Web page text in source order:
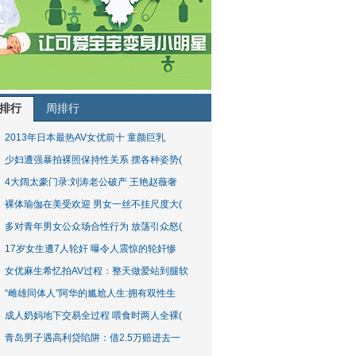
行 周排行
2013年日本最热AV女优前十 童颜巨乳
少妇遭强暴拍裸照保持性关系 摆各种姿势(
4大阔太豪门录:刘涛老公破产 王艳赵薇奢
裸体瑜伽在美受欢迎 男女一丝不挂尺度大(
多对青年男女公众场合性行为 放荡引众怒(
17岁女生遭7人轮奸 曝令人震惊的轮奸惨
女优麻生希忆拍AV过程：整天做爱站到腿软
“雌雄同体人”阿华的尴尬人生:拥有双性生
成人奶妈地下交易全过程 喂食时两人全裸(
青岛男子遇高利贷陷阱：借2.5万赔进去一